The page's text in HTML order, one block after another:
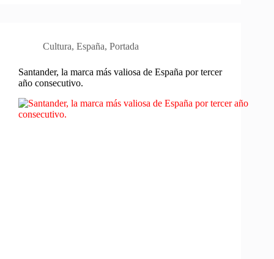
Cultura, España, Portada
Santander, la marca más valiosa de España por tercer
año consecutivo.